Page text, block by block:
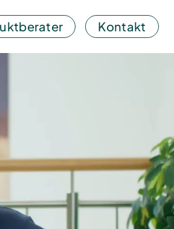
Kontakt